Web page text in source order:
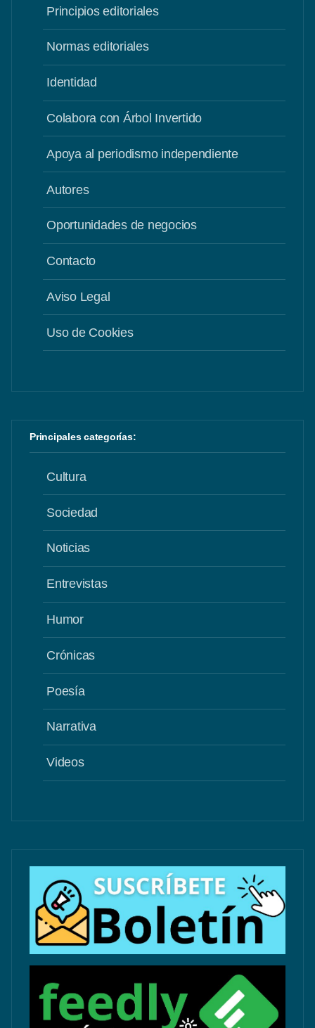
Principios editoriales
Normas editoriales
Identidad
Colabora con Árbol Invertido
Apoya al periodismo independiente
Autores
Oportunidades de negocios
Contacto
Aviso Legal
Uso de Cookies
Principales categorías:
Cultura
Sociedad
Noticias
Entrevistas
Humor
Crónicas
Poesía
Narrativa
Videos